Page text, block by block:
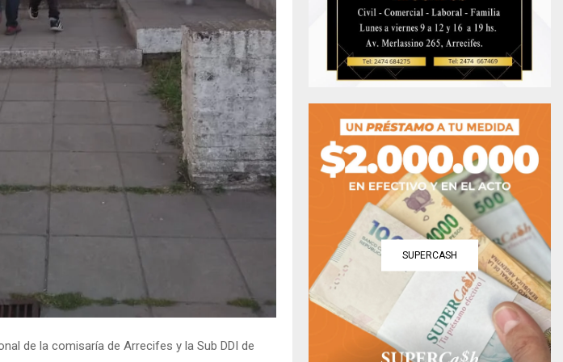
de la comisaría de Arrecifes y la Sub DDI de
SUPERCASH